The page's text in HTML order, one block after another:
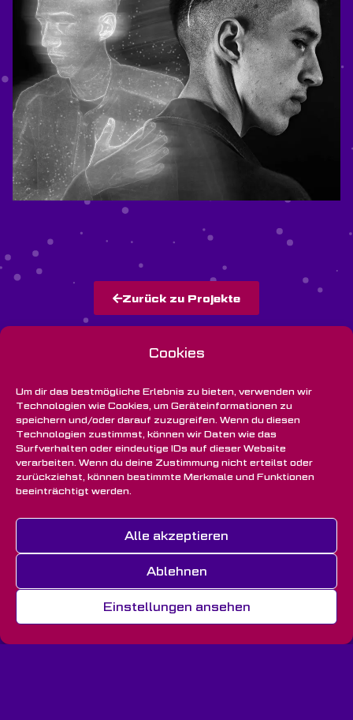
Cookies
Um dir das bestmögliche Erlebnis zu bieten, verwenden wir
Technologien wie Cookies, um Geräteinformationen zu
speichern und/oder darauf zuzugreifen. Wenn du diesen
Technologien zustimmst, können wir Daten wie das
Surfverhalten oder eindeutige IDs auf dieser Website
verarbeiten. Wenn du deine Zustimmung nicht erteilst oder
zurückziehst, können bestimmte Merkmale und Funktionen
beeinträchtigt werden.
Alle akzeptieren
Ablehnen
Einstellungen ansehen
Zurück zu Projekte